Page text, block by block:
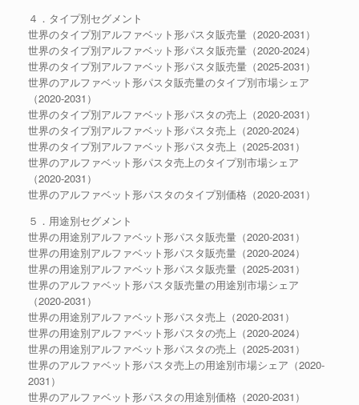
４．タイプ別セグメント
世界のタイプ別アルファベット形パスタ販売量（2020-2031）
世界のタイプ別アルファベット形パスタ販売量（2020-2024）
世界のタイプ別アルファベット形パスタ販売量（2025-2031）
世界のアルファベット形パスタ販売量のタイプ別市場シェア
（2020-2031）
世界のタイプ別アルファベット形パスタの売上（2020-2031）
世界のタイプ別アルファベット形パスタ売上（2020-2024）
世界のタイプ別アルファベット形パスタ売上（2025-2031）
世界のアルファベット形パスタ売上のタイプ別市場シェア
（2020-2031）
世界のアルファベット形パスタのタイプ別価格（2020-2031）
５．用途別セグメント
世界の用途別アルファベット形パスタ販売量（2020-2031）
世界の用途別アルファベット形パスタ販売量（2020-2024）
世界の用途別アルファベット形パスタ販売量（2025-2031）
世界のアルファベット形パスタ販売量の用途別市場シェア
（2020-2031）
世界の用途別アルファベット形パスタ売上（2020-2031）
世界の用途別アルファベット形パスタの売上（2020-2024）
世界の用途別アルファベット形パスタの売上（2025-2031）
世界のアルファベット形パスタ売上の用途別市場シェア（2020-
2031）
世界のアルファベット形パスタの用途別価格（2020-2031）